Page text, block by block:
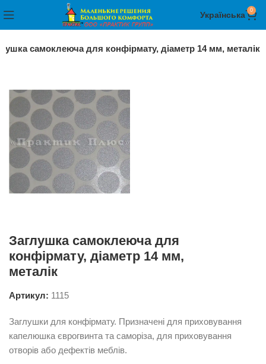
Українська 0
самоклеюча для конфірмату, діаметр 14 мм, металік
Заглушка самоклеюча для
конфірмату, діаметр 14 мм,
металік
Артикул: 1115
Заглушки для конфірмату. Призначені для приховування
капелюшка єврогвинта та саморіза, для приховування
отворів або дефектів меблів.